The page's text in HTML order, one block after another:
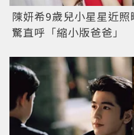
陳妍希9歲兒小星星近
驚直呼「縮小版爸爸」